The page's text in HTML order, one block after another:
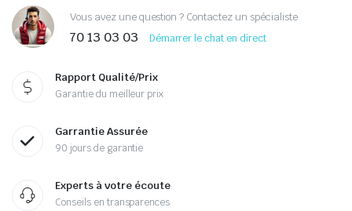
Vous avez une question ? Contactez un spécialiste
70 13 03 03 Démarrer le chat en direct
Rapport Qualité/Prix
Garantie du meilleur prix
Garrantie Assurée
90 jours de garantie
Experts à votre écoute
Conseils en transparences